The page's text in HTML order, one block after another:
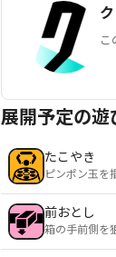
こ
展開予定の
たこやき
ピンポン玉を
前おとし
箱の手前側を